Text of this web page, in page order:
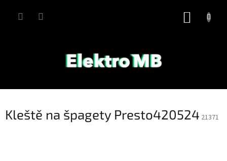
Kleště na špagety Presto420524 21371